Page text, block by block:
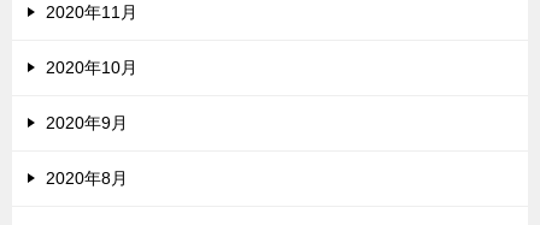
2020年11月
2020年10月
2020年9月
2020年8月